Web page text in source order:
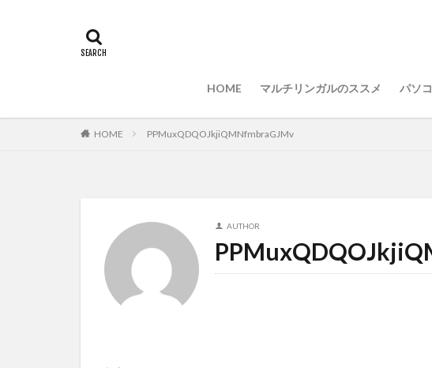
HOME マルチリンガルのススメ パソ
超
超
超
HOME PPMuxQDQOJkjiQMNfmbraGJMv
AUTHOR
っ
適